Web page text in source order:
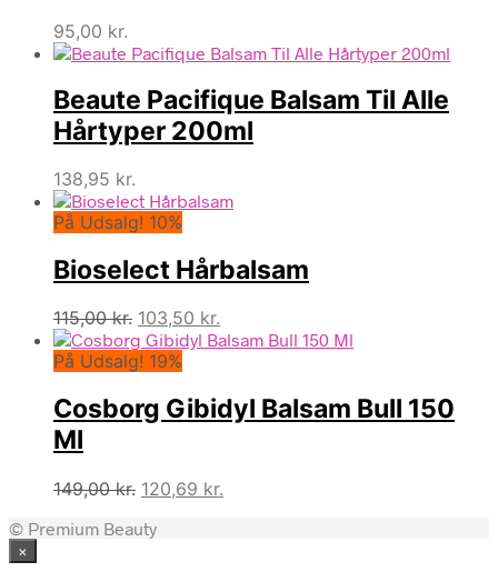
95,00 kr.
Beaute Pacifique Balsam Til Alle
Hårtyper 200ml
138,95 kr.
På Udsalg! 10%
Bioselect Hårbalsam
115,00kr. Den
oprindelige
pris
115,00 kr..
103,50 kr.
aktuelle
103,50 kr..
På Udsalg! 19%
Cosborg Gibidyl Balsam Bull 150
Ml
149,00kr. Den
pris
120,69 kr.
© Premium Beauty
×